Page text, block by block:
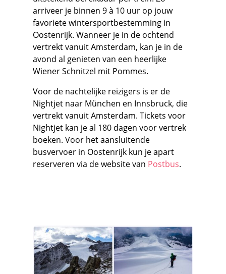
arriveer je binnen 9 à 10 uur op jouw
favoriete wintersportbestemming in
Oostenrijk. Wanneer je in de ochtend
vertrekt vanuit Amsterdam, kan je in de
avond al genieten van een heerlijke
Wiener Schnitzel mit Pommes.
Voor de nachtelijke reizigers is er de
Nightjet naar München en Innsbruck, die
vertrekt vanuit Amsterdam. Tickets voor
Nightjet kan je al 180 dagen voor vertrek
boeken. Voor het aansluitende
busvervoer in Oostenrijk kun je apart
reserveren via de website van Postbus.